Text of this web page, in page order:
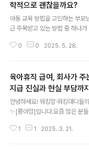
학적으로 괜찮을까요?
아동 교육 방법을 고민하는 부모
근 주목받고 있는 방법 중 하나
가벼운 놀림(teasing)을 통해 아
치는지 전문가 의견과 함께 꼼꼼
교육법의 장점은 무엇일까요?1.
아이들은 가벼운 스트레스 상황
스에 대응하는 자신만의 방법을
제로 큰 스트레스 상황에서도 스
력이 높아질 수 있습니다.2. 정서
0 0 2025. 5. 28.
육아휴직 급여, 회사가 주
지급 진실과 현실 부담까
안녕하세요! 워킹맘·워킹대디들
✨[쭁아맘]입니다.요즘 많은 분
나오는 거지?’라는 궁금증을 갖
1 1 2025. 3. 21.